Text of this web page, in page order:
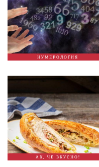
НУМЕРОЛОГИЯ
АХ, ЧЕ ВКУСНО!